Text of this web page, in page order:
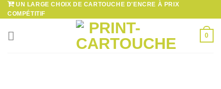
Passer
au
contenu
UN LARGE CHOIX DE CARTOUCHE D'ENCRE À PRIX
COMPÉTITIF
0